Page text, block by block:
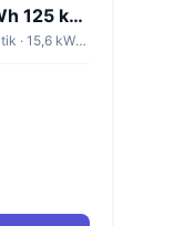
Hyundai IONIQ 5 63kWh 125 kW Heckantrieb Centriq
SUV · Elektro · 170 PS · Automatik · 15,6 kWh/100km